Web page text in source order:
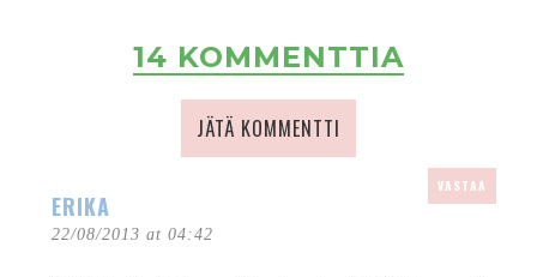
14 KOMMENTTIA
JÄTÄ KOMMENTTI
ERIKA
22/08/2013 at 04:42
VASTAA